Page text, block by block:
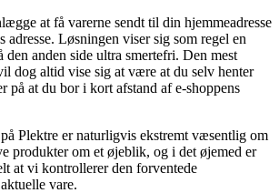
at få varerne sendt til din hjemmeadresse
adresse. Løsningen viser sig som regel en
den anden side ultra smertefri. Den mest
dog altid vise sig at være at du selv henter
på at du bor i kort afstand af e-shoppens
Plektre er naturligvis ekstremt væsentlig om
produkter om et øjeblik, og i det øjemed er
at vi kontrollerer den forventede
vare.